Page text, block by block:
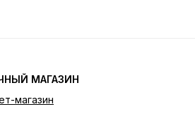
МАГАЗИН
магазин